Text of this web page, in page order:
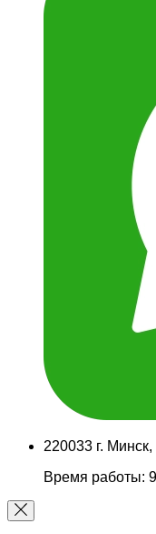
220033 г.
Время работы: